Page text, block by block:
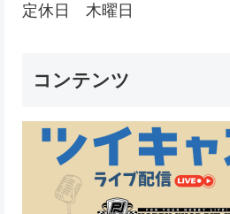
定休日 木曜日
コンテンツ